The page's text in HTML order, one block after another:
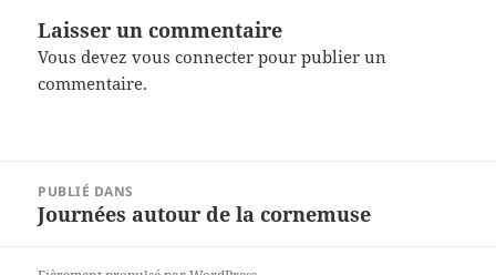
Laisser un commentaire
Vous devezvous connecter pour publier un
commentaire.
l’article
PUBLIÉ DANS
Journées autour de la cornemuse